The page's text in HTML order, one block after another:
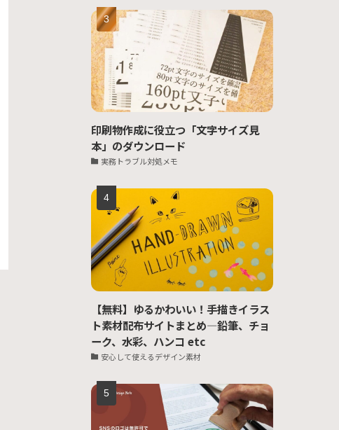
印刷物作成に役立つ「文字サイズ見
本」のダウンロード
実務トラブル対処メモ
【無料】ゆるかわいい！手描きイラス
ト素材配布サイトまとめ―鉛筆、チョ
ーク、水彩、ハンコ etc
安心して使えるデザイン素材